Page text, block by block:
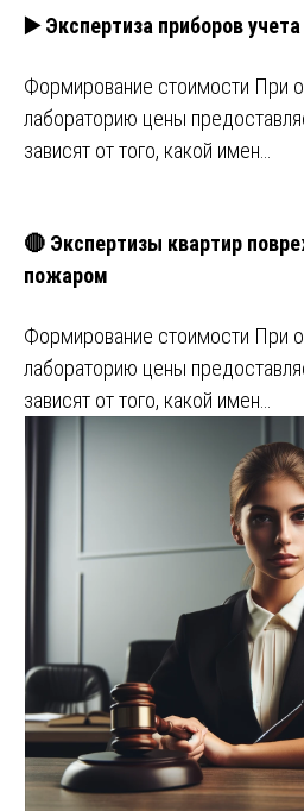
▶️ Экспертиза приборов
Формирование стоимости При
лабораторию цены
зависят от того, какой имен…
🔴 Экспертизы квартир
пожаром
Формирование стоимости При
лабораторию цены
зависят от того, какой имен…